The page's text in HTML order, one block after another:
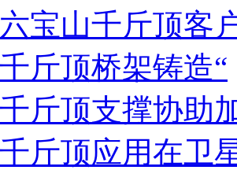
宝山千斤顶客
斤顶桥架铸造“
斤顶支撑协助
斤顶应用在卫